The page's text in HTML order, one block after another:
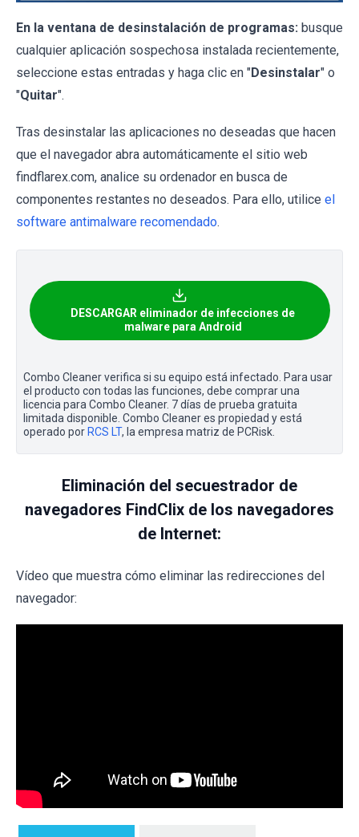
En la ventana de desinstalación de programas: busque
cualquier aplicación sospechosa instalada recientemente,
seleccione estas entradas y haga clic en "Desinstalar" o
"Quitar".
Tras desinstalar las aplicaciones no deseadas que hacen
que el navegador abra automáticamente el sitio web
findflarex.com, analice su ordenador en busca de
componentes restantes no deseados. Para ello, utilice el
software antimalware recomendado.
DESCARGAR eliminador de infecciones de
malware para Android
Combo Cleaner verifica si su equipo está infectado. Para usar
el producto con todas las funciones, debe comprar una
licencia para Combo Cleaner. 7 días de prueba gratuita
limitada disponible. Combo Cleaner es propiedad y está
operado por RCS LT, la empresa matriz de PCRisk.
Eliminación del secuestrador de
navegadores FindClix de los navegadores
de Internet:
Vídeo que muestra cómo eliminar las redirecciones del
navegador: